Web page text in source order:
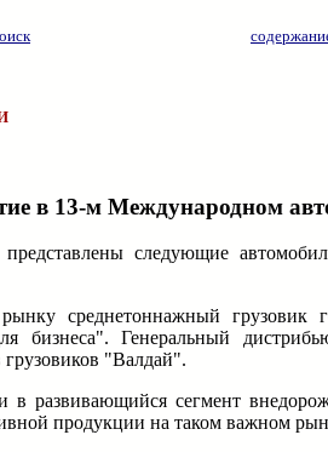
в 13-м Международном
следующие
среднетоннажный грузовик
бизнеса". Генеральный
грузовиков "Валдай".
развивающийся сегмент
продукции на таком важном